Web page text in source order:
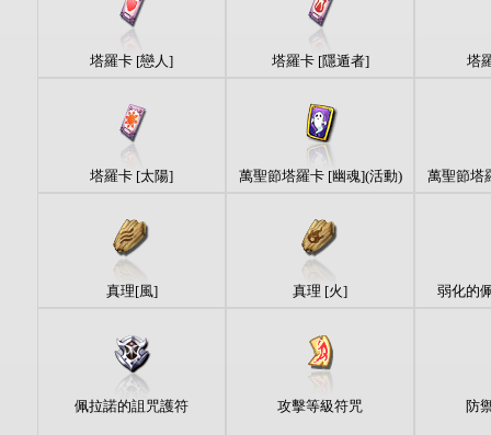
塔羅卡 [戀人] 塔羅卡 [隱遁者] 塔
塔羅卡 [太陽] 萬聖節塔羅卡 [幽魂](活動) 萬聖節塔
真理[風] 真理 [火] 弱化的
佩拉諾的詛咒護符 攻擊等級符咒 防